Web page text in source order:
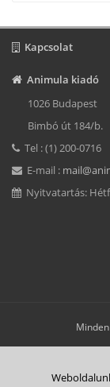
Kapcsolat
Animula kiadó
1026 Budapest
Bimbó út 184/b.
Tel : (1) 200-0716
E-mail :
Nyitvatartás:
ÁSZF